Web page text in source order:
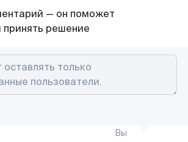
— он поможет
принять решение
Вы